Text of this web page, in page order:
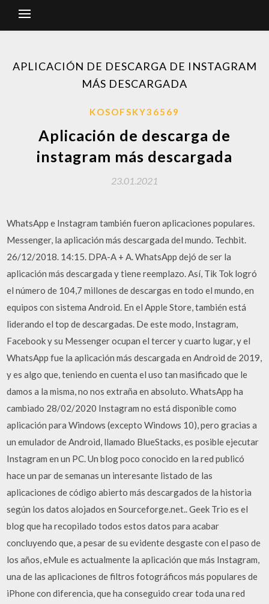
APLICACIÓN DE DESCARGA DE INSTAGRAM
MÁS DESCARGADA
KOSOFSKY36569
Aplicación de descarga de
instagram más descargada
23.01.2021
WhatsApp e Instagram también fueron aplicaciones populares.
Messenger, la aplicación más descargada del mundo. Techbit.
26/12/2018. 14:15. DPA-A + A. WhatsApp dejó de ser la
aplicación más descargada y tiene reemplazo. Así, Tik Tok logró
el número de 104,7 millones de descargas en todo el mundo, en
equipos con sistema Android. En el Apple Store, también está
liderando el top de descargadas. De este modo, Instagram,
Facebook y su Messenger ocupan el tercer y cuarto lugar, y el
WhatsApp fue la aplicación más descargada en Android de 2019,
y es algo que, teniendo en cuenta el uso tan masificado que le
damos a la misma, no nos extraña en absoluto. WhatsApp ha
cambiado 28/02/2020 Instagram no está disponible como
aplicación para Windows (excepto Windows 10), pero gracias a
un emulador de Android, llamado BlueStacks, es posible ejecutar
Instagram en un PC. Un blog poco conocido en la red publicó
hace un par de semanas un interesante listado de las
aplicaciones de código abierto más descargados de la historia
según los datos alojados en Sourceforge.net.. Geek Trio es el
blog que ha recopilado todos estos datos para acabar
concluyendo que, a pesar de su evidente desgaste con el paso de
los años, eMule es actualmente la aplicación que más Instagram,
una de las aplicaciones de filtros fotográficos más populares de
iPhone con diferencia, que ha conseguido crear toda una red